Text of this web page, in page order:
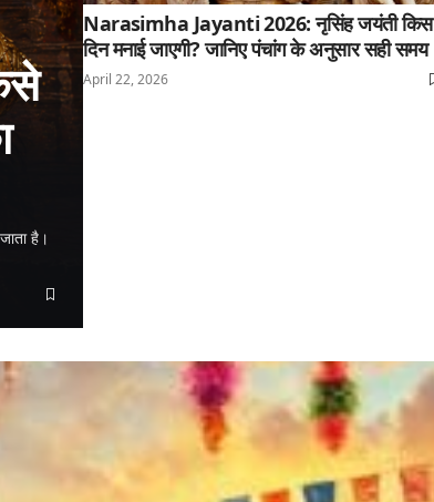
है।
Narasimha Jayanti 2026: नृसिंह जयंती किस
दिन मनाई जाएगी? जानिए पंचांग के अनुसार सही समय
April 22, 2026